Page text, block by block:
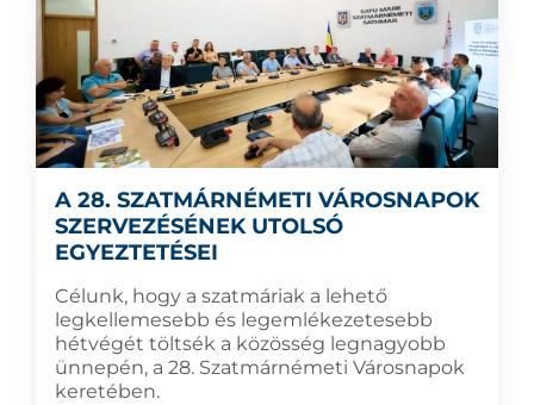
A 28. SZATMÁRNÉMETI VÁROSNAPOK
SZERVEZÉSÉNEK UTOLSÓ
EGYEZTETÉSEI
Célunk, hogy a szatmáriak a lehető
legkellemesebb és legemlékezetesebb
hétvégét töltsék a közösség legnagyobb
ünnepén, a 28. Szatmárnémeti Városnapok
keretében.